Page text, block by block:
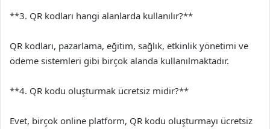
**3. QR kodları hangi alanlarda kullanılır?**
QR kodları, pazarlama, eğitim, sağlık, etkinlik yönetimi ve
ödeme sistemleri gibi birçok alanda kullanılmaktadır.
**4. QR kodu oluşturmak ücretsiz midir?**
Evet, birçok online platform, QR kodu oluşturmayı ücretsiz